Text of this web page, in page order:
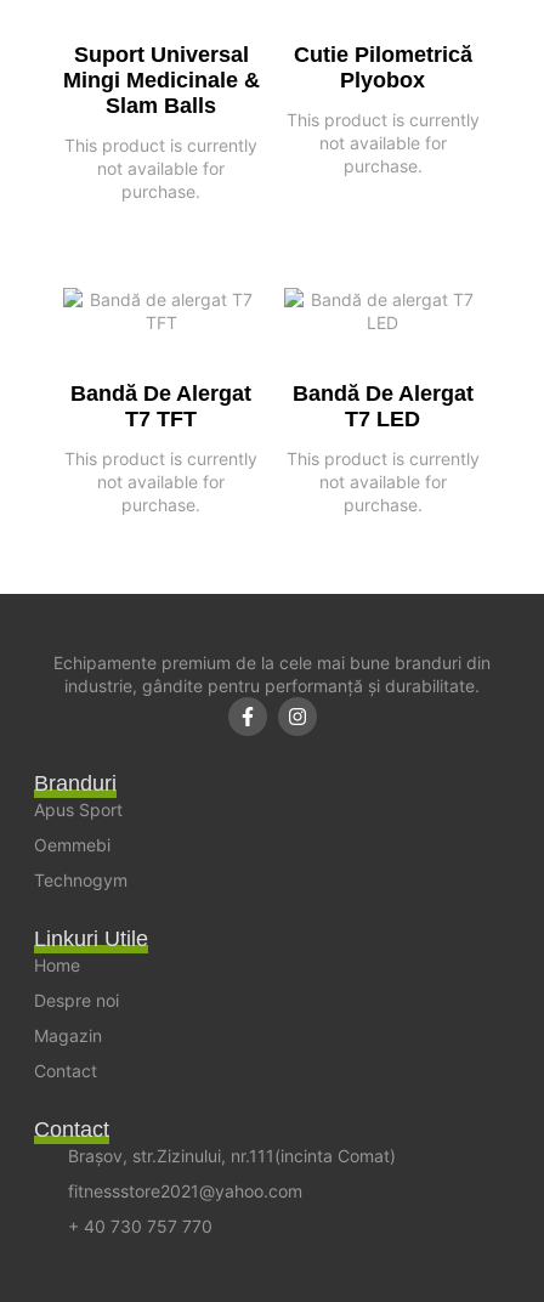
Suport Universal
Mingi Medicinale &
Slam Balls
This product is currently
not available for
purchase.
Cutie Pilometrică
Plyobox
This product is currently
not available for
purchase.
Bandă De Alergat
T7 TFT
This product is currently
not available for
purchase.
Bandă De Alergat
T7 LED
This product is currently
not available for
purchase.
Echipamente premium de la cele mai bune branduri din
industrie, gândite pentru performanță și durabilitate.
Branduri
Apus Sport
Oemmebi
Technogym
Linkuri Utile
Home
Despre noi
Magazin
Contact
Contact
Brașov, str.Zizinului, nr.111(incinta Comat)
fitnessstore2021@yahoo.com
+ 40 730 757 770